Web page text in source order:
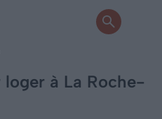
à La Roche-